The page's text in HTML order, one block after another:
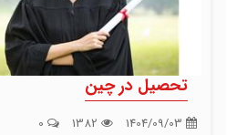
تحصیل در چین